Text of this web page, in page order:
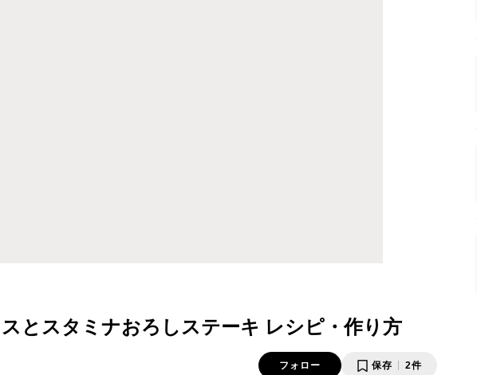
とスタミナおろしステーキ レシピ・作り方
フォロー 保存 2件